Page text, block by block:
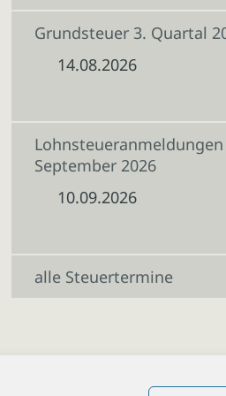
Grundsteuer 3. Quartal
14.08.2026
Lohnsteueranmeldungen
September 2026
10.09.2026
alle Steuertermine